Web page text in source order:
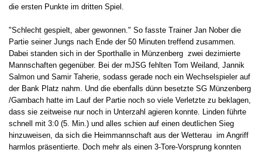
die ersten Punkte im dritten Spiel.
"Schlecht gespielt, aber gewonnen." So fasste Trainer Jan Nober die
Partie seiner Jungs nach Ende der 50 Minuten treffend zusammen.
Dabei standen sich in der Sporthalle in Münzenberg zwei dezimierte
Mannschaften gegenüber. Bei der mJSG fehlten Tom Weiland, Jannik
Salmon und Samir Taherie, sodass gerade noch ein Wechselspieler auf
der Bank Platz nahm. Und die ebenfalls dünn besetzte SG Münzenberg
/Gambach hatte im Lauf der Partie noch so viele Verletzte zu beklagen,
dass sie zeitweise nur noch in Unterzahl agieren konnte. Linden führte
schnell mit 3:0 (5. Min.) und alles schien auf einen deutlichen Sieg
hinzuweisen, da sich die Heimmannschaft aus der Wetterau im Angriff
harmlos präsentierte. Doch mehr als einen 3-Tore-Vorsprung konnten